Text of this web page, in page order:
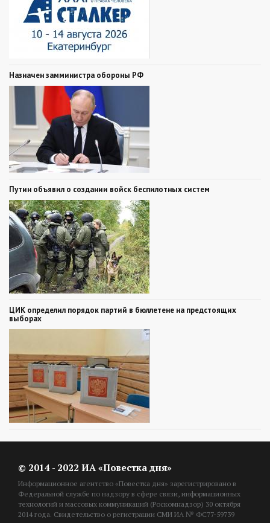
Назначен замминистра обороны РФ
Путин объявил о создании войск беспилотных систем
ЦИК определил порядок партий в бюллетене на предстоящих
выборах
© 2014 - 2022 ИА «Повестка дня»
Информационное агентство «Повестка дня» зарегистрировано в
Федеральной службе по надзору в сфере связи, информационных
технологий и массовых коммуникаций (Роскомнадзор) 30 октября
2014 года. Свидетельство о регистрации СМИ ИА № ФС77-59739